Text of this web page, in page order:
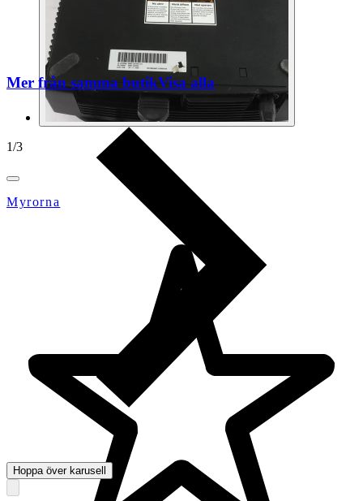
1/3
Myrorna
Mer från samma butikVisa alla
Hoppa över karusell